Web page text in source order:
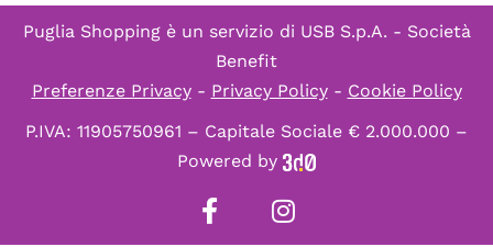
Puglia Shopping è un servizio di USB S.p.A. - Società
Benefit
Preferenze Privacy- Privacy Policy- Cookie Policy
P.IVA: 11905750961 – Capitale Sociale € 2.000.000 –
Powered by